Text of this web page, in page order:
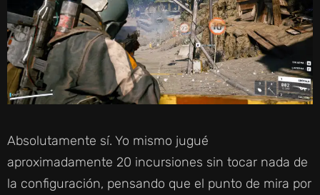
Absolutamente sí. Yo mismo jugué
aproximadamente 20 incursiones sin tocar nada de
la configuración, pensando que el punto de mira por